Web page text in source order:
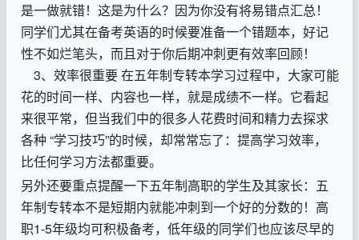
是一做就错！这是为什么？因为你没有将易错点汇总！
同学们尤其在备考英语的时候要准备一个错题本，好记
性不如烂笔头，而且对于你后期冲刺更有效率回顾！
3、效率很重要 在五年制专转本学习过程中，大家可能
花的时间一样、内容也一样，就是成绩不一样。它看起
来很平常，但当我们中的很多人花费时间和精力去探求
各种 “学习技巧”的时候，却常常忘了：提高学习效率，
比任何学习方法都重要。
另外还要重点提醒一下五年制高职的学生及其家长：五
年制专转本不是短期内就能冲刺到一个好的分数的！高
职1-5年级均可积极备考，低年级的同学们也应该尽早的